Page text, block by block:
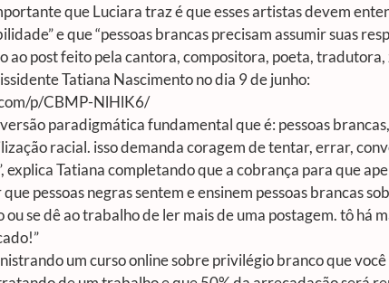
que Luciara traz é que esses artistas devem
e que “pessoas brancas precisam assumir suas
ao post feito pela cantora, compositora, poeta,
Tatiana Nascimento no dia 9 de junho:
p/CBMP-NlHlK6/
paradigmática fundamental que é: pessoas
racial. isso demanda coragem de tentar, errar,
explica Tatiana completando que a cobrança para que
pessoas negras sentem e ensinem pessoas brancas
se dê ao trabalho de ler mais de uma postagem. tô há
um curso online sobre privilégio branco que